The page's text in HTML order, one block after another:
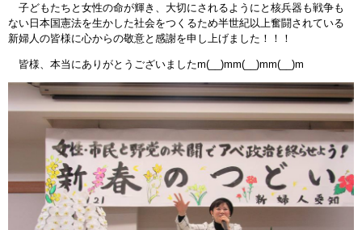
子どもたちと女性の命が輝き、大切にされるようにと核兵器も戦争も
ない日本国憲法を生かした社会をつくるため半世紀以上奮闘されている
新婦人の皆様に心からの敬意と感謝を申し上げました！！！
皆様、本当にありがとうございましたm(__)mm(__)mm(__)m